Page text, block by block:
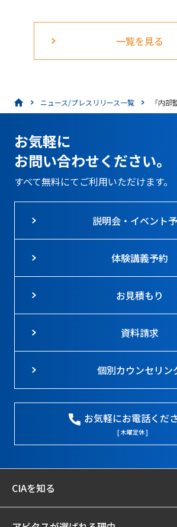
一覧を見る
ニュース/プレスリリース一覧 「内
お気軽に
お問い合わせください。
すべて無料にてご利用いただけます。
説明会・イベント
体験講義予約
お見積もり
資料請求
個別カウンセリン
お気軽にお電話くださ
[ 木曜定休 ]
CIAを知る